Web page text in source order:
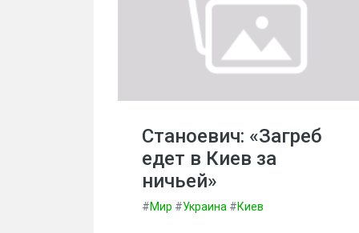
Станоевич: «Загреб
едет в Киев за
ничьей»
#Мир #Украина #Киев